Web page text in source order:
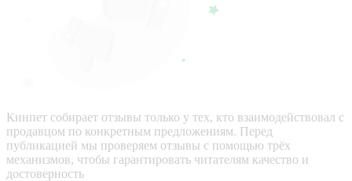
Кинпет собирает отзывы только у тех, кто взаимодействовал с
продавцом по конкретным предложениям. Перед
публикацией мы проверяем отзывы с помощью трёх
механизмов, чтобы гарантировать читателям качество и
достоверность